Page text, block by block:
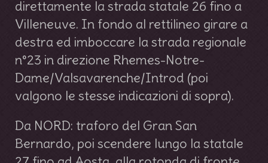
direttamente la strada statale 26 fino a
Villeneuve. In fondo al rettilineo girare a
destra ed imboccare la strada regionale
n°23 in direzione Rhemes-Notre-
Dame/Valsavarenche/Introd (poi
valgono le stesse indicazioni di sopra).
Da NORD: traforo del Gran San
Bernardo, poi scendere lungo la statale